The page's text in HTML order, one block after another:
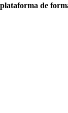
de